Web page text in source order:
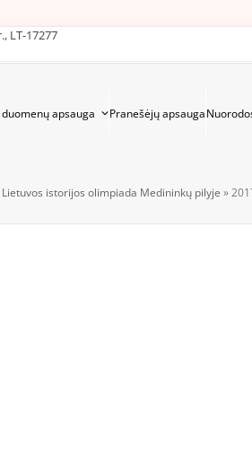
LT-17277
apsauga Pranešėjų apsauga
istorijos olimpiada Medininkų pilyje »